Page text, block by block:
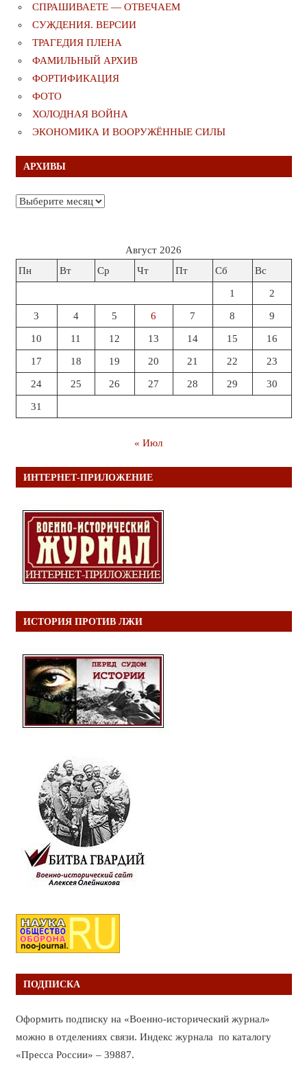
СПРАШИВАЕТЕ — ОТВЕЧАЕМ
СУЖДЕНИЯ. ВЕРСИИ
ТРАГЕДИЯ ПЛЕНА
ФАМИЛЬНЫЙ АРХИВ
ФОРТИФИКАЦИЯ
ФОТО
ХОЛОДНАЯ ВОЙНА
ЭКОНОМИКА И ВООРУЖЁННЫЕ СИЛЫ
АРХИВЫ
Архивы
Август 2026
Пн
Вт Ср Чт Пт Сб Вс
1 2
3 4 5 6 7 8 9
10 11 12 13 14 15 16
17 18 19 20 21 22 23
24 25 26 27 28 29 30
31
« Июл
ИНТЕРНЕТ-ПРИЛОЖЕНИЕ
ИСТОРИЯ ПРОТИВ ЛЖИ
ПОДПИСКА
Оформить подписку на «Военно-исторический журнал»
можно в отделениях связи. Индекс журнала по каталогу
«Пресса России» – 39887.